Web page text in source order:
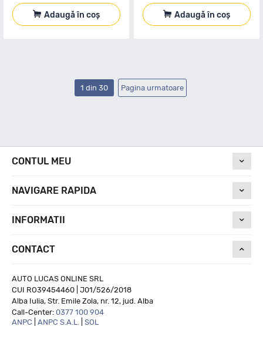
Adaugă în coș Adaugă în coș
1 din 30 Pagina urmatoare
CONTUL MEU
NAVIGARE RAPIDA
INFORMATII
CONTACT
AUTO LUCAS ONLINE SRL
CUI RO39454460 | J01/526/2018
Alba Iulia, Str. Emile Zola, nr. 12, jud. Alba
Call-Center: 0377 100 904
ANPC
ANPC S.A.L. SOL